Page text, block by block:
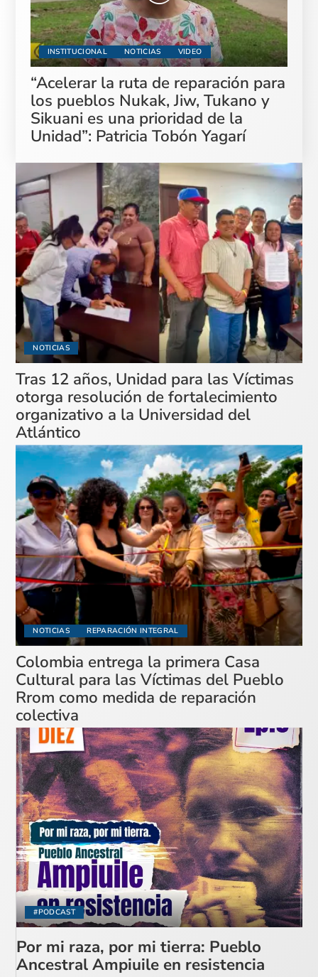
INSTITUCIONAL NOTICIAS VIDEO
“Acelerar la ruta de reparación para
los pueblos Nukak, Jiw, Tukano y
Sikuani es una prioridad de la
Unidad”: Patricia Tobón Yagarí
NOTICIAS
Tras 12 años, Unidad para las Víctimas
otorga resolución de fortalecimiento
organizativo a la Universidad del
Atlántico
NOTICIAS REPARACIÓN INTEGRAL
Colombia entrega la primera Casa
Cultural para las Víctimas del Pueblo
Rrom como medida de reparación
colectiva
#PODCAST
Por mi raza, por mi tierra: Pueblo
Ancestral Ampiuile en resistencia